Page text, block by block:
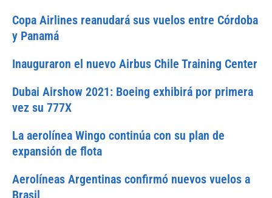
Copa Airlines reanudará sus vuelos entre Córdoba
y Panamá
Inauguraron el nuevo Airbus Chile Training Center
Dubai Airshow 2021: Boeing exhibirá por primera
vez su 777X
La aerolínea Wingo continúa con su plan de
expansión de flota
Aerolíneas Argentinas confirmó nuevos vuelos a
Brasil